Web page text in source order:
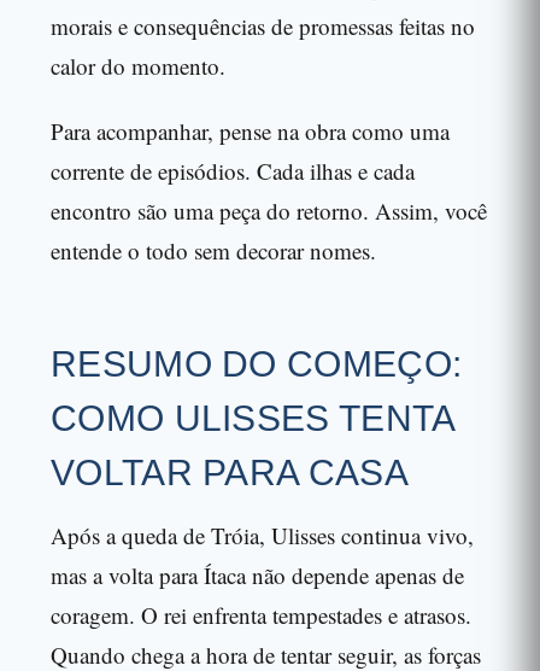
morais e consequências de promessas feitas no
calor do momento.
Para acompanhar, pense na obra como uma
corrente de episódios. Cada ilhas e cada
encontro são uma peça do retorno. Assim, você
entende o todo sem decorar nomes.
RESUMO DO COMEÇO:
COMO ULISSES TENTA
VOLTAR PARA CASA
Após a queda de Tróia, Ulisses continua vivo,
mas a volta para Ítaca não depende apenas de
coragem. O rei enfrenta tempestades e atrasos.
Quando chega a hora de tentar seguir, as forças